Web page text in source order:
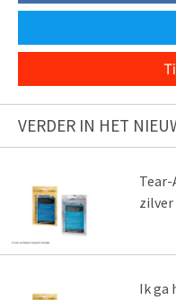
VERDER IN HET
Ik ga